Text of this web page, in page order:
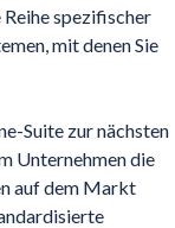
Reihe spezifischer
mit denen Sie
Suite zur nächsten
Unternehmen die
auf dem Markt